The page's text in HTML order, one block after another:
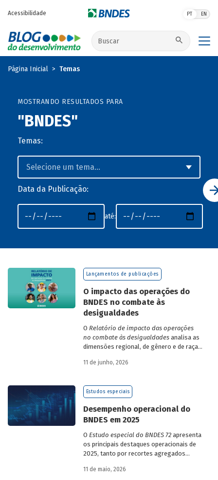
Acessibilidade PT EN
Buscar no site
Página Inicial Temas
MOSTRANDO RESULTADOS PARA
"BNDES"
Temas:
Data da Publicação:
até:
Lançamentos de publicações
O impacto das operações do
BNDES no combate às
desigualdades
O Relatório de impacto das operações
no combate às desigualdadesanalisa as
dimensões regional, de gênero e de raça,
desigualdade de renda no Brasil, no
BNDES.
11 de junho, 2026
Estudos especiais
Desempenho operacional do
BNDES em 2025
O Estudo especial do BNDES 72 apresenta
os principais destaques operacionais de
2025, tanto por recortes agregados
específicas do Banco.
11 de maio, 2026